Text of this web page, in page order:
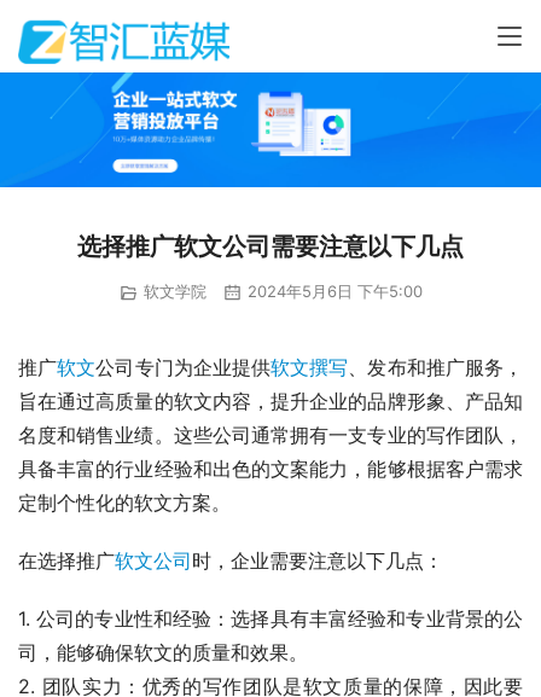
选择推广软文公司需要注意以下几点
软文学院 2024年5月6日 下午5:00
推广软文公司专门为企业提供软文撰写 、发布和推广服务，
旨在通过高质量的软文内容，提升企业的品牌形象、产品知
名度和销售业绩。这些公司通常拥有一支专业的写作团队，
具备丰富的行业经验和出色的文案能力，能够根据客户需求
定制个性化的软文方案。
在选择推广软文公司时，企业需要注意以下几点：
1. 公司的专业性和经验：选择具有丰富经验和专业背景的公
司，能够确保软文的质量和效果。
2. 团队实力：优秀的写作团队是软文质量的保障，因此要